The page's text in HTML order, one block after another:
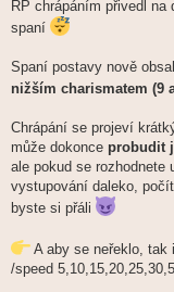
RP chrápáním přivedl
spaní
Spaní postavy nově
nižším charismatem (9
Chrápání se projeví
může dokonce probudit
ale pokud se rozhodnete
vystupování daleko,
byste si přáli
A aby se neřeklo,
/speed